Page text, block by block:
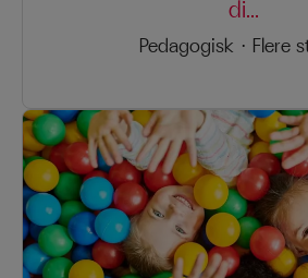
di...
Pedagogisk · Flere